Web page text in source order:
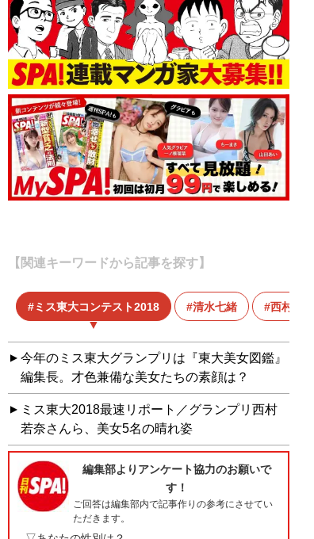
【関連キーワードから記事を探す】
ミス東大コンテスト2018 清水七緒 西村若奈
今年のミス東大グランプリは『東大美女図鑑』
編集長。才色兼備な美女たちの素顔は？
ミス東大2018最速リポート／グランプリ西村
若奈さんら、美女5名の晴れ姿